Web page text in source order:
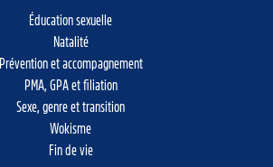
Éducation sexuelle
Natalité
Prévention et accompagnement
PMA, GPA et filiation
Sexe, genre et transition
Wokisme
Fin de vie